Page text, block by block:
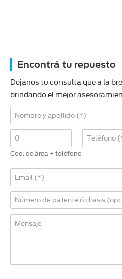
Encontrá tu repuesto
Dejanos tu consulta que a la
brindando el mejor
Cod. de área + teléfono